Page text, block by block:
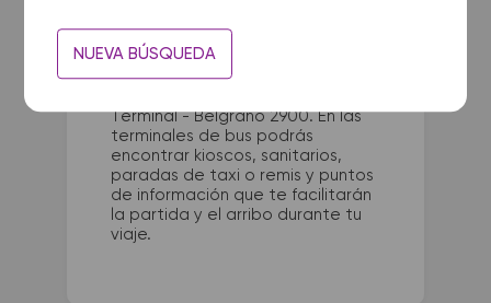
NUEVA BÚSQUEDA
queda ubicada en RODOVIA
ESTRADA DO MAR. R Universitaria
500. La terminal de colectivos de
Terminal - Belgrano 2900. En las
terminales de bus podrás
encontrar kioscos, sanitarios,
paradas de taxi o remis y puntos
de información que te facilitarán
la partida y el arribo durante tu
viaje.